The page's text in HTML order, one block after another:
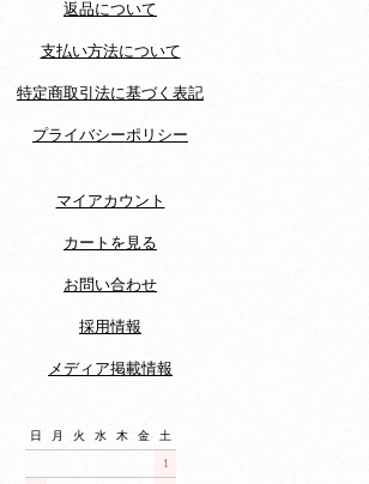
返品について
支払い方法について
特定商取引法に基づく表記
プライバシーポリシー
マイアカウント
カートを見る
お問い合わせ
採用情報
メディア掲載情報
日 月 火 水 木 金 土
1